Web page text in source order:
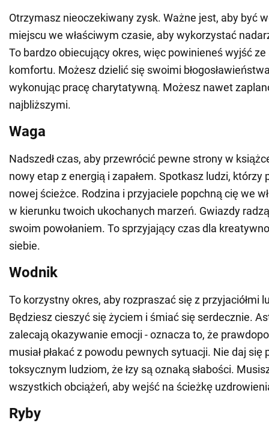
Otrzymasz nieoczekiwany zysk. Ważne jest, aby być
miejscu we właściwym czasie, aby wykorzystać
To bardzo obiecujący okres, więc powinieneś wyjść
komfortu. Możesz dzielić się swoimi
wykonując pracę charytatywną. Możesz nawet
najbliższymi.
Waga
Nadszedł czas, aby przewrócić pewne strony w
nowy etap z energią i zapałem. Spotkasz ludzi, którzy
nowej ścieżce. Rodzina i przyjaciele popchną cię we
w kierunku twoich ukochanych marzeń. Gwiazdy
swoim powołaniem. To sprzyjający czas dla
siebie.
Wodnik
To korzystny okres, aby rozpraszać się z przyjaciółmi
Będziesz cieszyć się życiem i śmiać się serdecznie.
zalecają okazywanie emocji - oznacza to, że
musiał płakać z powodu pewnych sytuacji. Nie daj się
toksycznym ludziom, że łzy są oznaką słabości.
wszystkich obciążeń, aby wejść na ścieżkę
Ryby